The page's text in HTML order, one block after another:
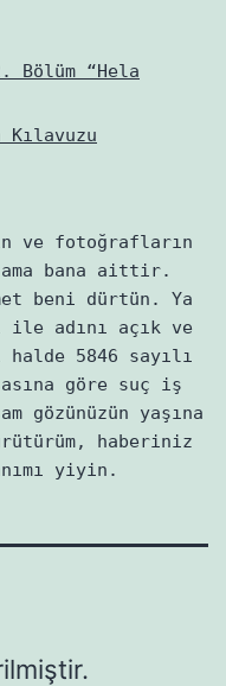
“Hela
Kılavuzu
ve fotoğrafların
ama bana aittir.
beni dürtün. Ya
adını açık ve
5846 sayılı
göre suç iş
gözünüzün yaşına
haberiniz
yiyin.